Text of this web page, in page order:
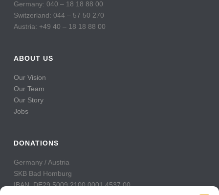
Germany: 040 – 18 18 88 00
Switzerland: 044 – 57 50 270
Austria: +49 40 – 18 18 88 00
ABOUT US
Our Vision
Our Team
Our Story
Jobs
DONATIONS
Germany / Austria
SKB Bad Homburg
IBAN: DE29 5009 2100 0001 4537 00